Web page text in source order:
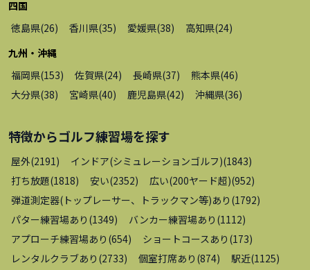
四国
徳島県(26) 香川県(35) 愛媛県(38) 高知県(24)
九州・沖縄
福岡県(153) 佐賀県(24) 長崎県(37) 熊本県(46)
大分県(38) 宮崎県(40) 鹿児島県(42) 沖縄県(36)
特徴からゴルフ練習場を探す
屋外(2191) インドア(シミュレーションゴルフ)(1843)
打ち放題(1818) 安い(2352) 広い(200ヤード超)(952)
弾道測定器(トップレーサー、トラックマン等)あり (1792)
パター練習場あり (1349) バンカー練習場あり (1112)
アプローチ練習場あり (654) ショートコースあり (173)
レンタルクラブあり (2733) 個室打席あり (874) 駅近(1125)